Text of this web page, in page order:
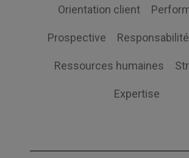
Orientation client
Prospective
Ressources humaines
Expertise